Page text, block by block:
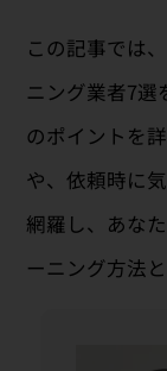
この記事では
ニング業者7選
のポイントを
や、依頼時に
網羅し、あな
ーニング方法